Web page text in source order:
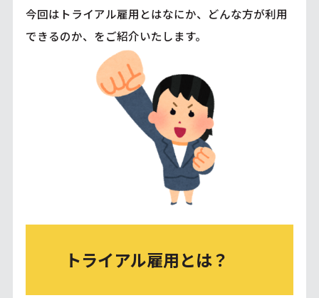
今回はトライアル雇用とはなにか、どんな方が利用
できるのか、をご紹介いたします。
トライアル雇用とは？